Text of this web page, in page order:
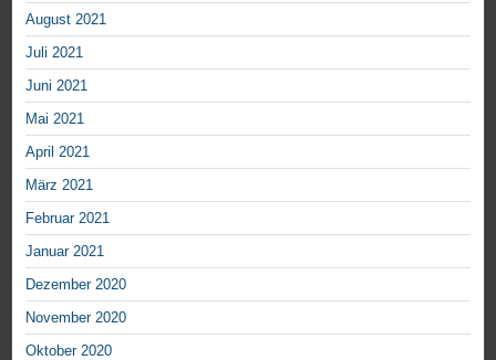
August 2021
Juli 2021
Juni 2021
Mai 2021
April 2021
März 2021
Februar 2021
Januar 2021
Dezember 2020
November 2020
Oktober 2020